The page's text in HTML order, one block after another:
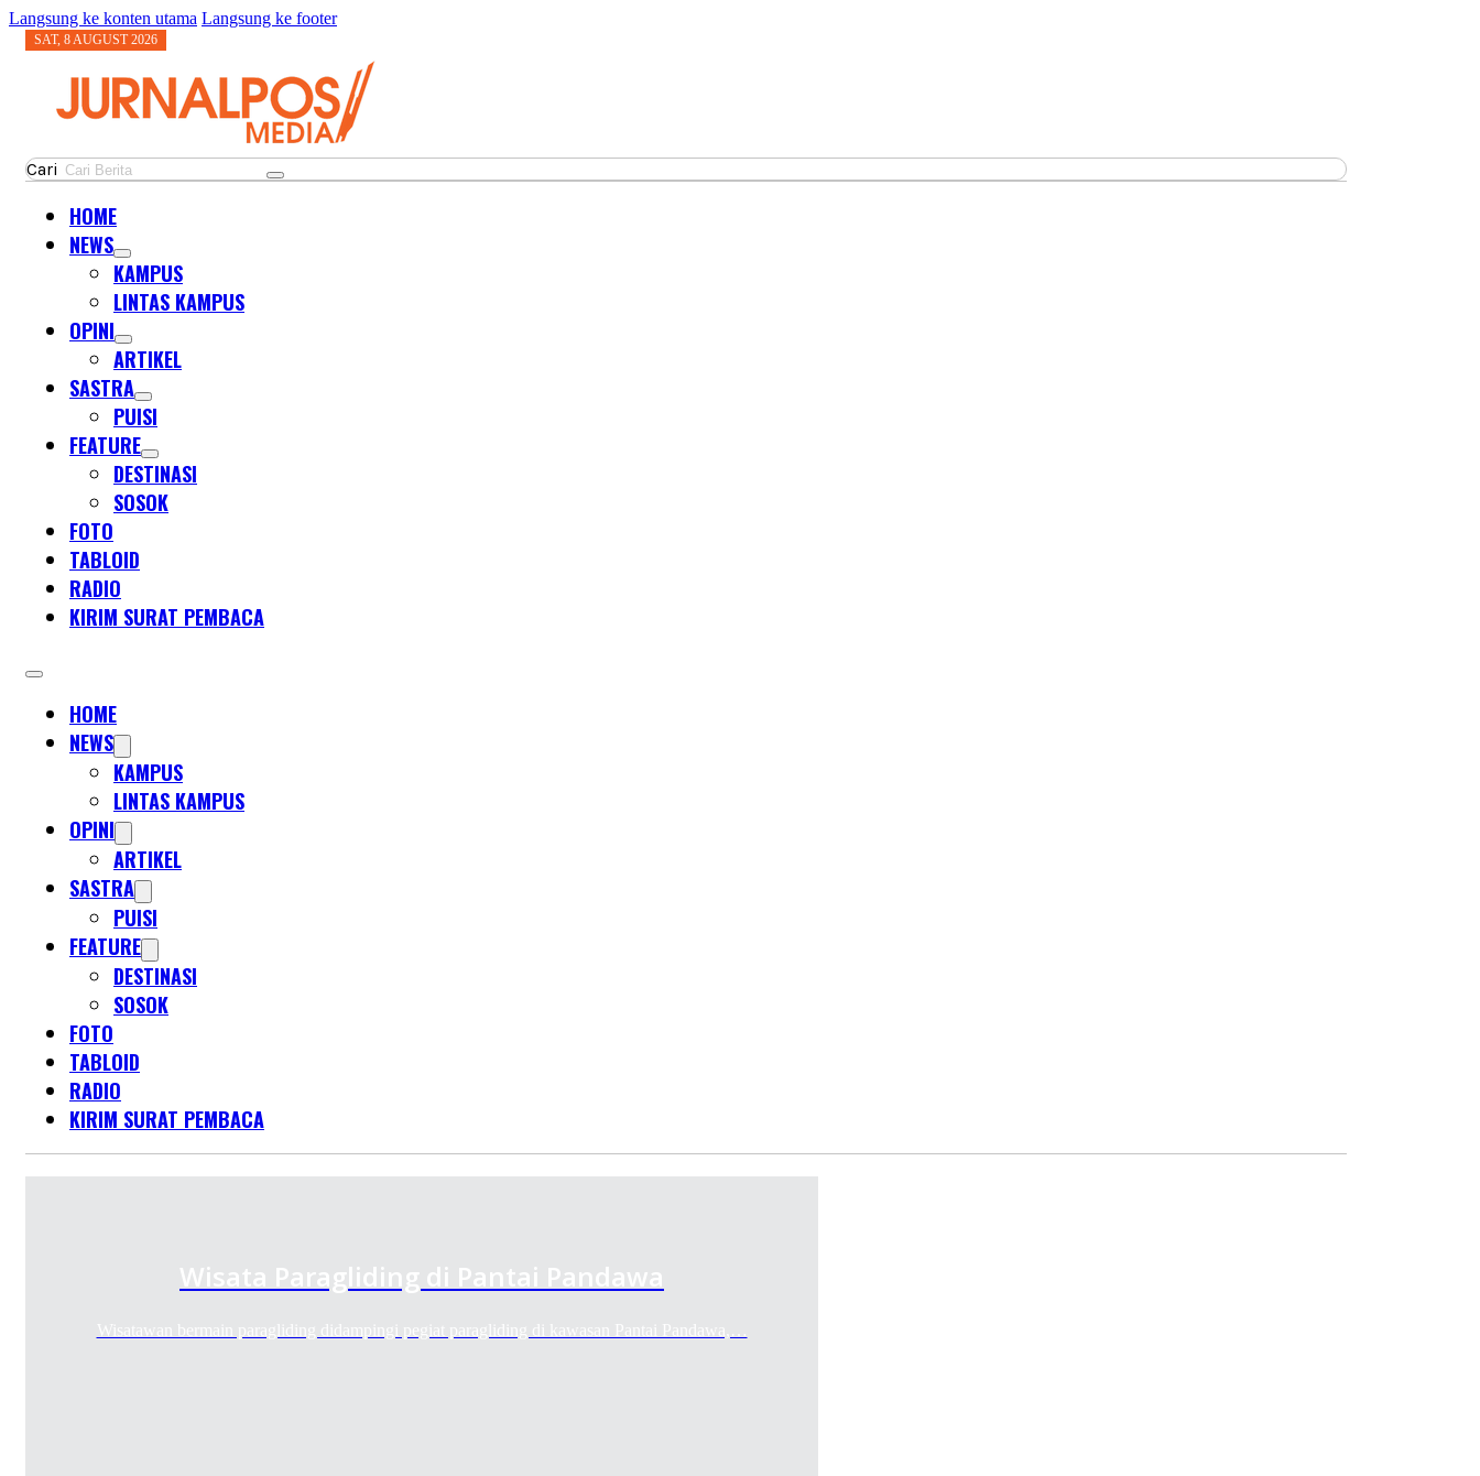
Langsung ke konten utama Langsung ke footer
SAT, 8 AUGUST 2026
Cari
HOME
NEWS
KAMPUS
LINTAS KAMPUS
OPINI
ARTIKEL
SASTRA
PUISI
FEATURE
DESTINASI
SOSOK
FOTO
TABLOID
RADIO
KIRIM SURAT PEMBACA
HOME
NEWS
KAMPUS
LINTAS KAMPUS
OPINI
ARTIKEL
SASTRA
PUISI
FEATURE
DESTINASI
SOSOK
FOTO
TABLOID
RADIO
KIRIM SURAT PEMBACA
Wisata Paragliding di Pantai Pandawa
Wisatawan bermain paragliding didampingi pegiat paragliding di kawasan Pantai Pandawa,…